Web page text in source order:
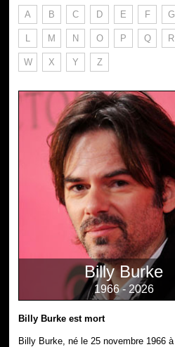
A B C D E F G
L M N O P Q R
W X Y Z
Billy Burke
1966 - 2026
Billy Burke est mort
Billy Burke, né le 25 novembre 1966